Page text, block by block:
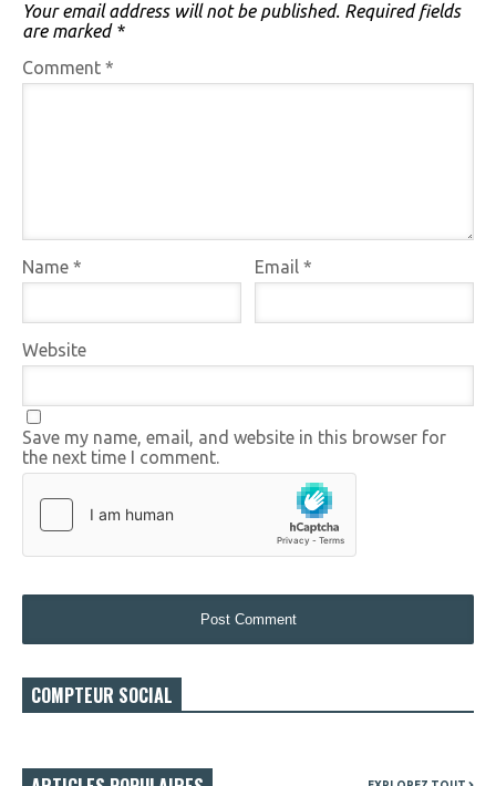
Your email address will not be published. Required fields
are marked *
Comment *
Name * Email*
Website
Save my name, email, and website in this browser for
the next time I comment.
COMPTEUR SOCIAL